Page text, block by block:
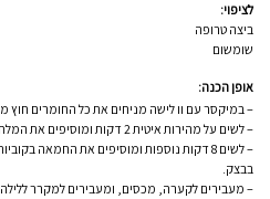
לציפוי:
ביצה טרופה
שומשום
אופן הכנה:
– במיקסר עם וו לישה מניחים את כל החומרים
– לשים על מהירות איטית 2 דקות ומוסיפים את המלח והסוכר.
– לשים 8 דקות נוספות ומוסיפים את החמאה
בבצק.
– מעבירים לקערה, מכסים, ומעבירים למקרר